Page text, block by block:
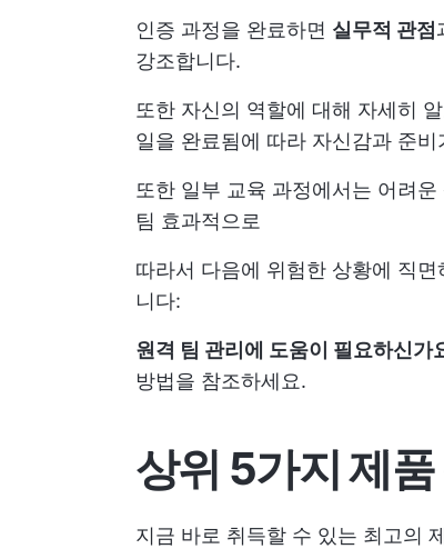
인증 과정을 완료하면 실무적 관점
강조합니다.
또한 자신의 역할에 대해 자세히
일을 완료됨에 따라 자신감과 준
또한 일부 교육 과정에서는 어려
팀 효과적으로
따라서 다음에 위험한 상황에 직
니다:
원격 팀 관리에 도움이 필요하신가
방법을 참조하세요.
상위 5가지 제
지금 바로 취득할 수 있는 최고의